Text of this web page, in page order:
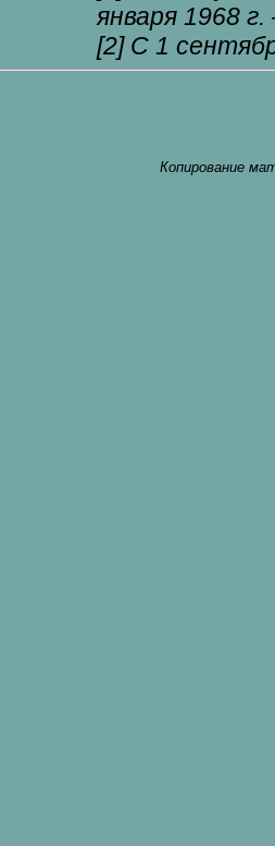
января 1968
[2]C 1
Копирование